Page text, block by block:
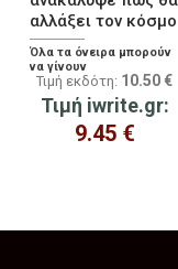
αλλάξει τον κόσμο
Όλα τα όνειρα μπορούν
να γίνουν
πραγματικότητα!
Τιμή εκδότη: 10.50 €
Τιμή iwrite.gr:
9.45 €